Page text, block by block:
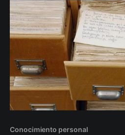
no es otro que la cantidad de
Conocimiento personal